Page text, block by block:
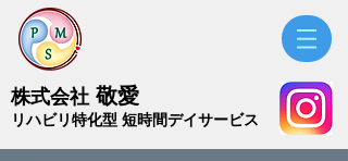
株式会社 敬愛
​リハビリ特化型 短時間デイサービス